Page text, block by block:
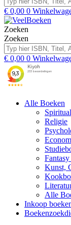
€ 0,00 0
Zoeken
Zoeken
€ 0,00 0
Alle Boeken
Religie
Kunst,
Alle
Inkoop